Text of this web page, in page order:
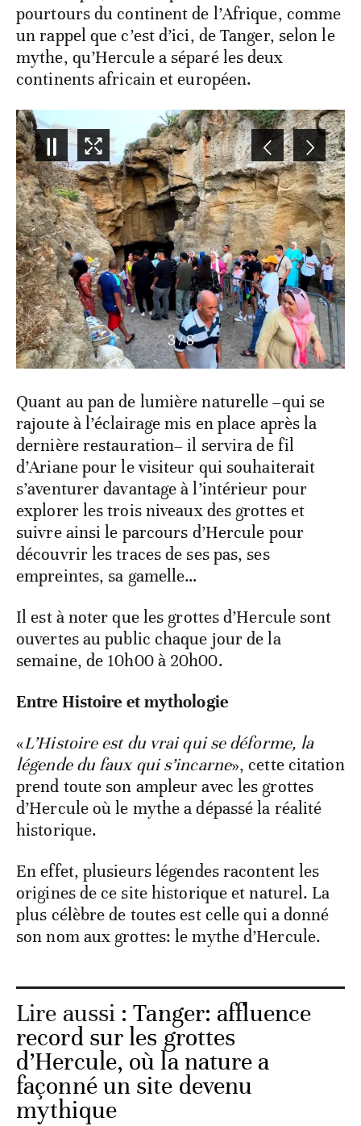
pourtours du continent de l’Afrique, comme
un rappel que c’est d’ici, de Tanger, selon le
mythe, qu’Hercule a séparé les deux
continents africain et européen.
3/8
Quant au pan de lumière naturelle –qui se
rajoute à l’éclairage mis en place après la
dernière restauration– il servira de fil
d’Ariane pour le visiteur qui souhaiterait
s’aventurer davantage à l’intérieur pour
explorer les trois niveaux des grottes et
suivre ainsi le parcours d’Hercule pour
découvrir les traces de ses pas, ses
empreintes, sa gamelle…
Il est à noter que les grottes d’Hercule sont
ouvertes au public chaque jour de la
semaine, de 10h00 à 20h00.
Entre Histoire et mythologie
«L’Histoire est du vrai qui se déforme, la
légende du faux qui s’incarne», cette citation
prend toute son ampleur avec les grottes
d’Hercule où le mythe a dépassé la réalité
historique.
En effet, plusieurs légendes racontent les
origines de ce site historique et naturel. La
plus célèbre de toutes est celle qui a donné
son nom aux grottes: le mythe d’Hercule.
Lire aussi :Tanger: affluence
record sur les grottes
d’Hercule, où la nature a
façonné un site devenu
mythique